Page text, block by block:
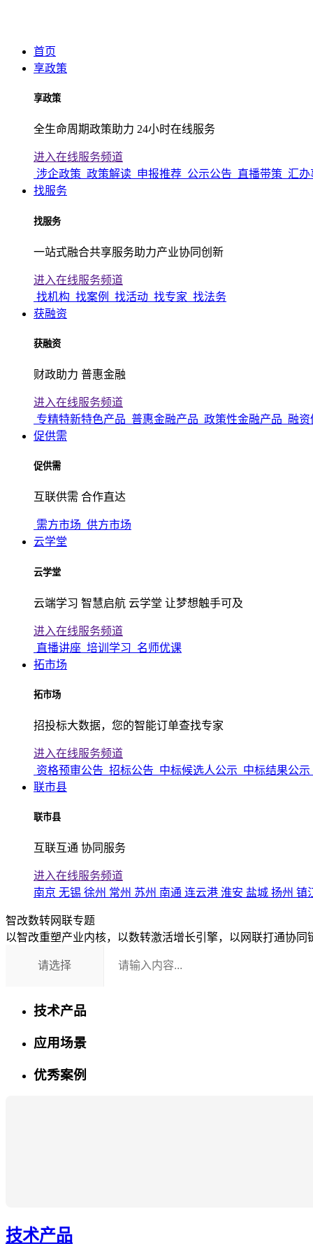
首页
享政策
享政策
全生命周期政策助力 24小时在线服务
进入在线服务频道
涉企政策 政策解读 申报推荐 公示公告 直播带策 汇办
找服务
找服务
一站式融合共享服务助力产业协同创新
进入在线服务频道
找机构 找案例 找活动 找专家 找法务
获融资
获融资
财政助力 普惠金融
进入在线服务频道
专精特新特色产品 普惠金融产品 政策性金融产品 融资
促供需
促供需
互联供需 合作直达
需方市场 供方市场
云学堂
云学堂
云端学习 智慧启航 云学堂 让梦想触手可及
进入在线服务频道
直播讲座 培训学习 名师优课
拓市场
拓市场
招投标大数据，您的智能订单查找专家
进入在线服务频道
资格预审公告 招标公告 中标候选人公示 中标结果公示
联市县
联市县
互联互通 协同服务
进入在线服务频道
南京 无锡 徐州 常州 苏州 南通 连云港 淮安 盐城 扬州 镇
智改数转网联专题
以智改重塑产业内核，以数转激活增长引擎，以网联打通协同
请选择
技术产品
应用场景
优秀案例
技术产品